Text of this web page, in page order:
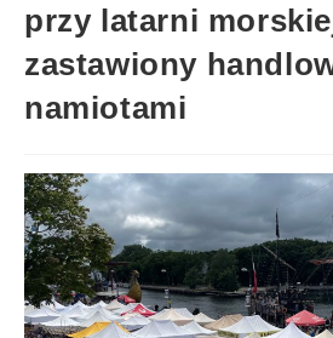
przy latarni
zastawiony
namiotami